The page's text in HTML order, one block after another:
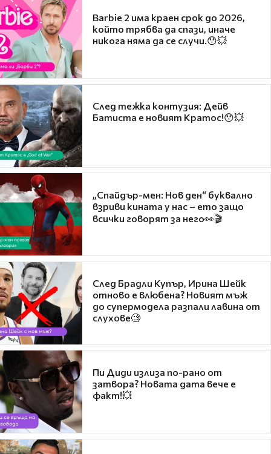
Barbie 2 има краен срок до 2026,
който трябва да спази, иначе
никога няма да се случи.😯💥
След тежка контузия: Дейв
Батиста е новият Кратос!😯💥
„Спайдър-мен: Нов ден“ буквално
взриви кината у нас – ето защо
всички говорят за него👀🎬
След Брадли Купър, Ирина Шейк
отново е влюбена? Новият мъж
до супермодела разпали лавина от
слухове🧐
Пи Диди излиза по-рано от
затвора? Новата дата вече е
факт!💥